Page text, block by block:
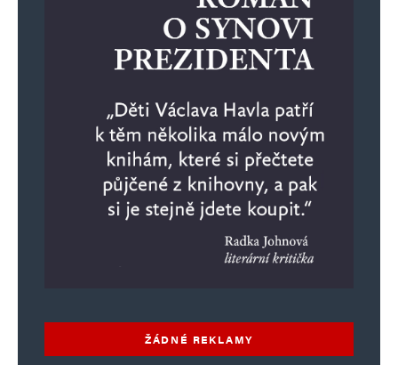
nehorázné daně a poplatky a platíme 10
korun za kWh.
desítky let, za pár korun údržby.
My? Předáme zahraničním „investorům“,
kteří vyvádějí stovky miliard
nezdaněných dividend. Platíme za vodu
150 korun kubík.
Zanechali nám nezadluženou zemi.
dluh 4*300 miliard. 100 miliard jen úroky
ročně. Děti nechápou a odpovídají ve
ŽÁDNÉ REKLAMY